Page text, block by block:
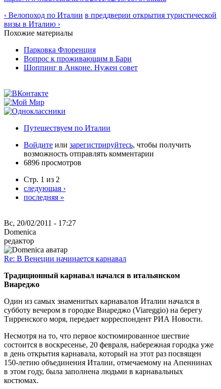
‹ Велопоход по Италии в преддверии открытия туристической
визы в Италию ›
Похожие материалы
Парковка Флоренция
Вопрос к проживающим в Бари
Шоппинг в Анконе. Нужен совет
Путешествуем по Италии
Войдите или зарегистрируйтесь, чтобы получить
возможность отправлять комментарии
6896 просмотров
Стр. 1 из 2
следующая ›
последняя »
Вс, 20/02/2011 - 17:27
Domenica
редактор
Re: В Венеции начинается карнавал
Традиционный карнавал начался в итальянском
Виареджо
Один из самых знаменитых карнавалов Италии начался в
субботу вечером в городке Виареджо (Viareggio) на берегу
Тирренского моря, передает корреспондент РИА Новости.
Несмотря на то, что первое костюмированное шествие
состоится в воскресенье, 20 февраля, набережная городка уже
в день открытия карнавала, который на этот раз посвящен
150-летию объединения Италии, отмечаемому на Апеннинах
в этом году, была заполнена людьми в карнавальных
костюмах.